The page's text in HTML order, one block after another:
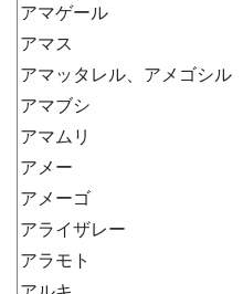
アマゲール
アマス
アマッタレル、アメゴシル
アマブシ
アマムリ
アメー
アメーゴ
アライザレー
アラモト